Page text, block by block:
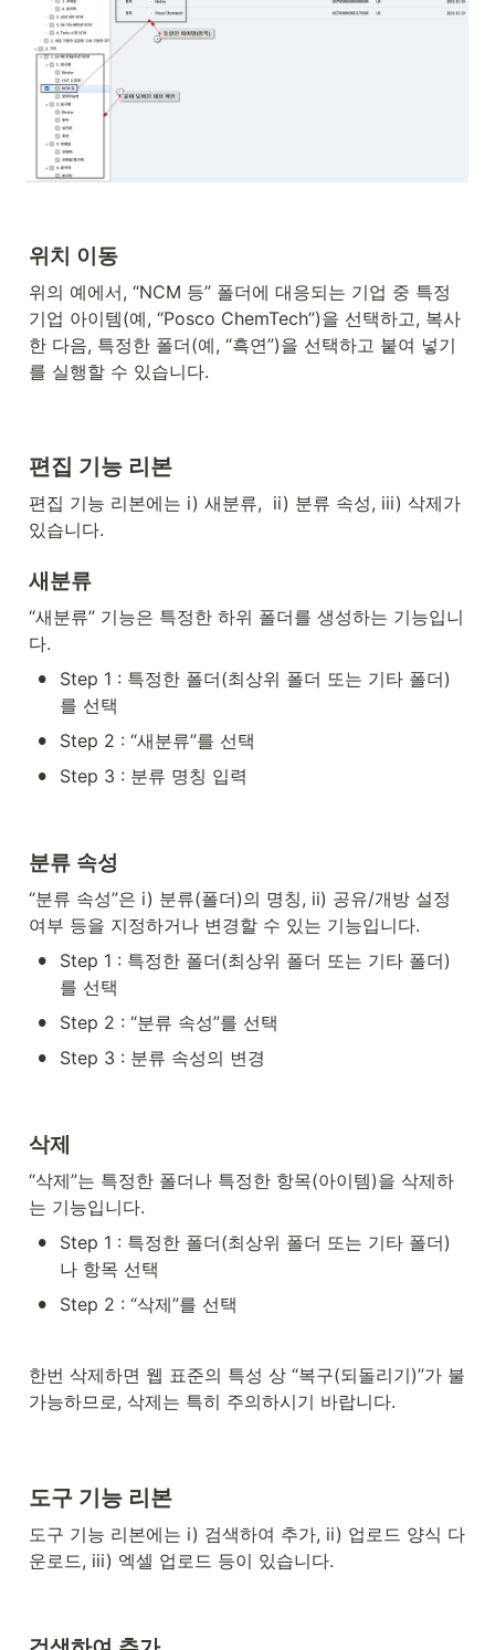
위치 이동
위의 예에서, “NCM 등” 폴더에 대응되는 기업 중 특정
기업 아이템(예, “Posco ChemTech”)을 선택하고, 복사
한 다음, 특정한 폴더(예, “흑연”)을 선택하고 붙여 넣기
를 실행할 수 있습니다.
편집 기능 리본
편집 기능 리본에는 i) 새분류,  ii) 분류 속성, iii) 삭제가
있습니다.
새분류
“새분류” 기능은 특정한 하위 폴더를 생성하는 기능입니
다.
•
Step 1 : 특정한 폴더(최상위 폴더 또는 기타 폴더)
를 선택
• Step 2 : “새분류”를 선택
• Step 3 : 분류 명칭 입력
분류 속성
“분류 속성”은 i) 분류(폴더)의 명칭, ii) 공유/개방 설정
여부 등을 지정하거나 변경할 수 있는 기능입니다.
•
Step 1 : 특정한 폴더(최상위 폴더 또는 기타 폴더)
를 선택
• Step 2 : “분류 속성”를 선택
• Step 3 : 분류 속성의 변경
삭제
“삭제”는 특정한 폴더나 특정한 항목(아이템)을 삭제하
는 기능입니다.
•
Step 1 : 특정한 폴더(최상위 폴더 또는 기타 폴더)
나 항목 선택
• Step 2 : “삭제”를 선택
한번 삭제하면 웹 표준의 특성 상 “복구(되돌리기)”가 불
가능하므로, 삭제는 특히 주의하시기 바랍니다.
도구 기능 리본
도구 기능 리본에는 i) 검색하여 추가, ii) 업로드 양식 다
운로드, iii) 엑셀 업로드 등이 있습니다.